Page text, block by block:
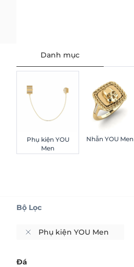
Danh mục
Phụ kiện YOU
Men
Nhẫn YOU Men
Bộ Lọc
Phụ kiện YOU Men
Đá